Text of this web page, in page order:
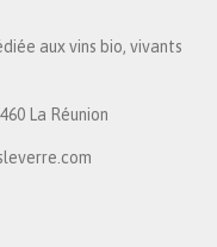
aux vins bio, vivants
La Réunion